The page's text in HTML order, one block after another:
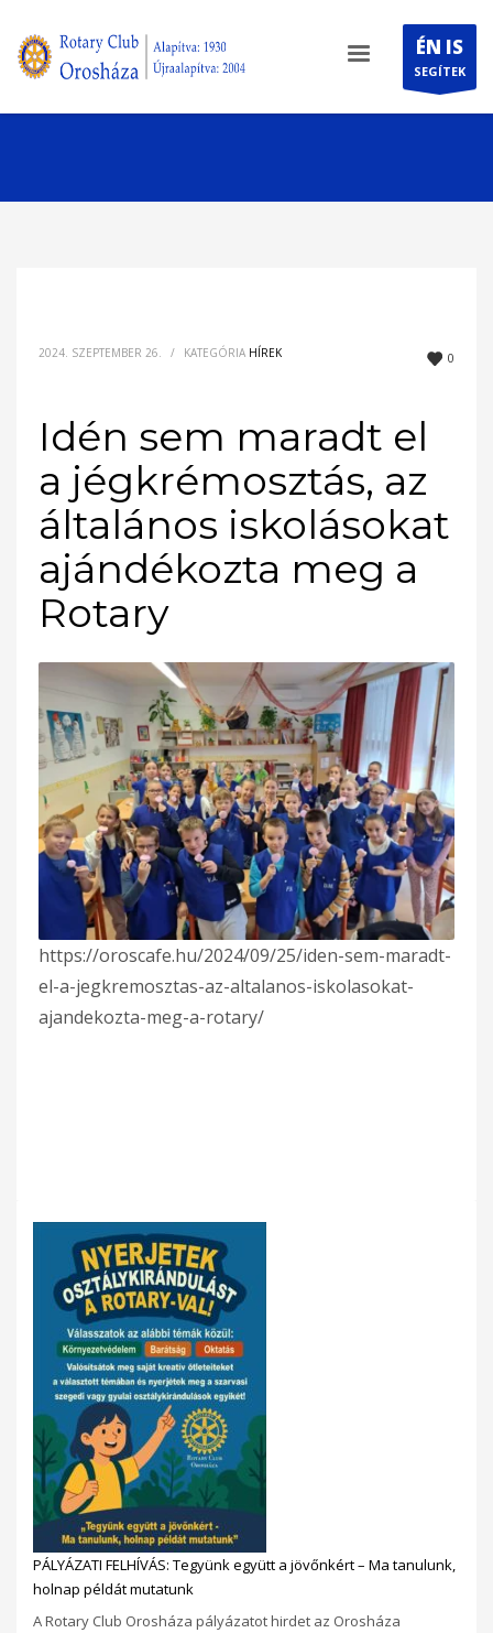
ÉN IS
SEGÍTEK
0
2024. SZEPTEMBER 26. / KATEGÓRIA HÍREK
Idén sem maradt el
a jégkrémosztás, az
általános iskolásokat
ajándékozta meg a
Rotary
https://oroscafe.hu/2024/09/25/iden-sem-maradt-
el-a-jegkremosztas-az-altalanos-iskolasokat-
ajandekozta-meg-a-rotary/
PÁLYÁZATI FELHÍVÁS: Tegyünk együtt a jövőnkért – Ma tanulunk,
holnap példát mutatunk
A Rotary Club Orosháza pályázatot hirdet az Orosháza